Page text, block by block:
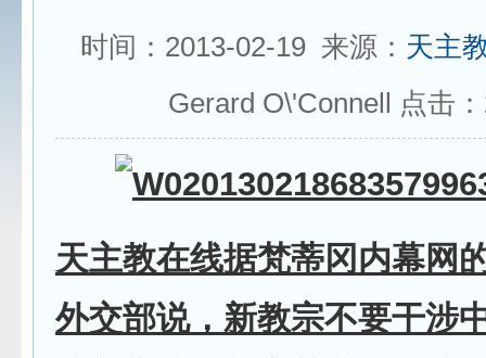
时间：2013-02-19 来源： 天主
Gerard O\'Connell 点击：
天主教在线据梵蒂冈内幕网
外交部说，新教宗不要干涉